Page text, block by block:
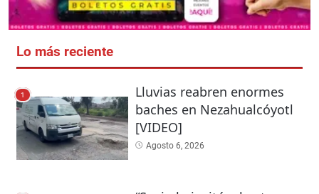
Lo más reciente
1
Lluvias reabren enormes
baches en Nezahualcóyotl
[VIDEO]
Agosto 6, 2026